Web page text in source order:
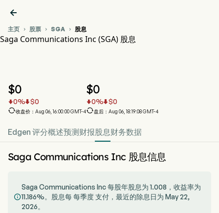

主页  股票  SGA  股息
Saga Communications Inc (SGA) 股息
$0
0% $0
收盘价：Aug 06, 16:00:00 GMT-4
$0
0% $0
盘后：Aug 06, 18:19:08 GMT-4
Edgen 评分概述预测 财报股息财务数据
Saga Communications Inc 股息信息

Saga Communications Inc 每股年股息为 1.008，收益率为
11.186%。股息每 每季度 支付，最近的除息日为 May 22,
2026。